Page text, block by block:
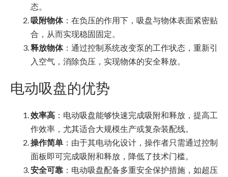
态。
吸附物体：在负压的作用下，吸盘与物体表面紧密贴
合，从而实现稳固固定。
释放物体：通过控制系统改变泵的工作状态，重新引
入空气，消除负压，实现物体的安全释放。
电动吸盘的优势
效率高 ：电动吸盘能够快速完成吸附和释放，提高工
作效率，尤其适合大规模生产或复杂装配线。
操作简单 ：由于其电动化设计，操作者只需通过控制
面板即可完成吸附和释放，降低了技术门槛。
安全可靠 ：电动吸盘配备多重安全保护措施，如超压